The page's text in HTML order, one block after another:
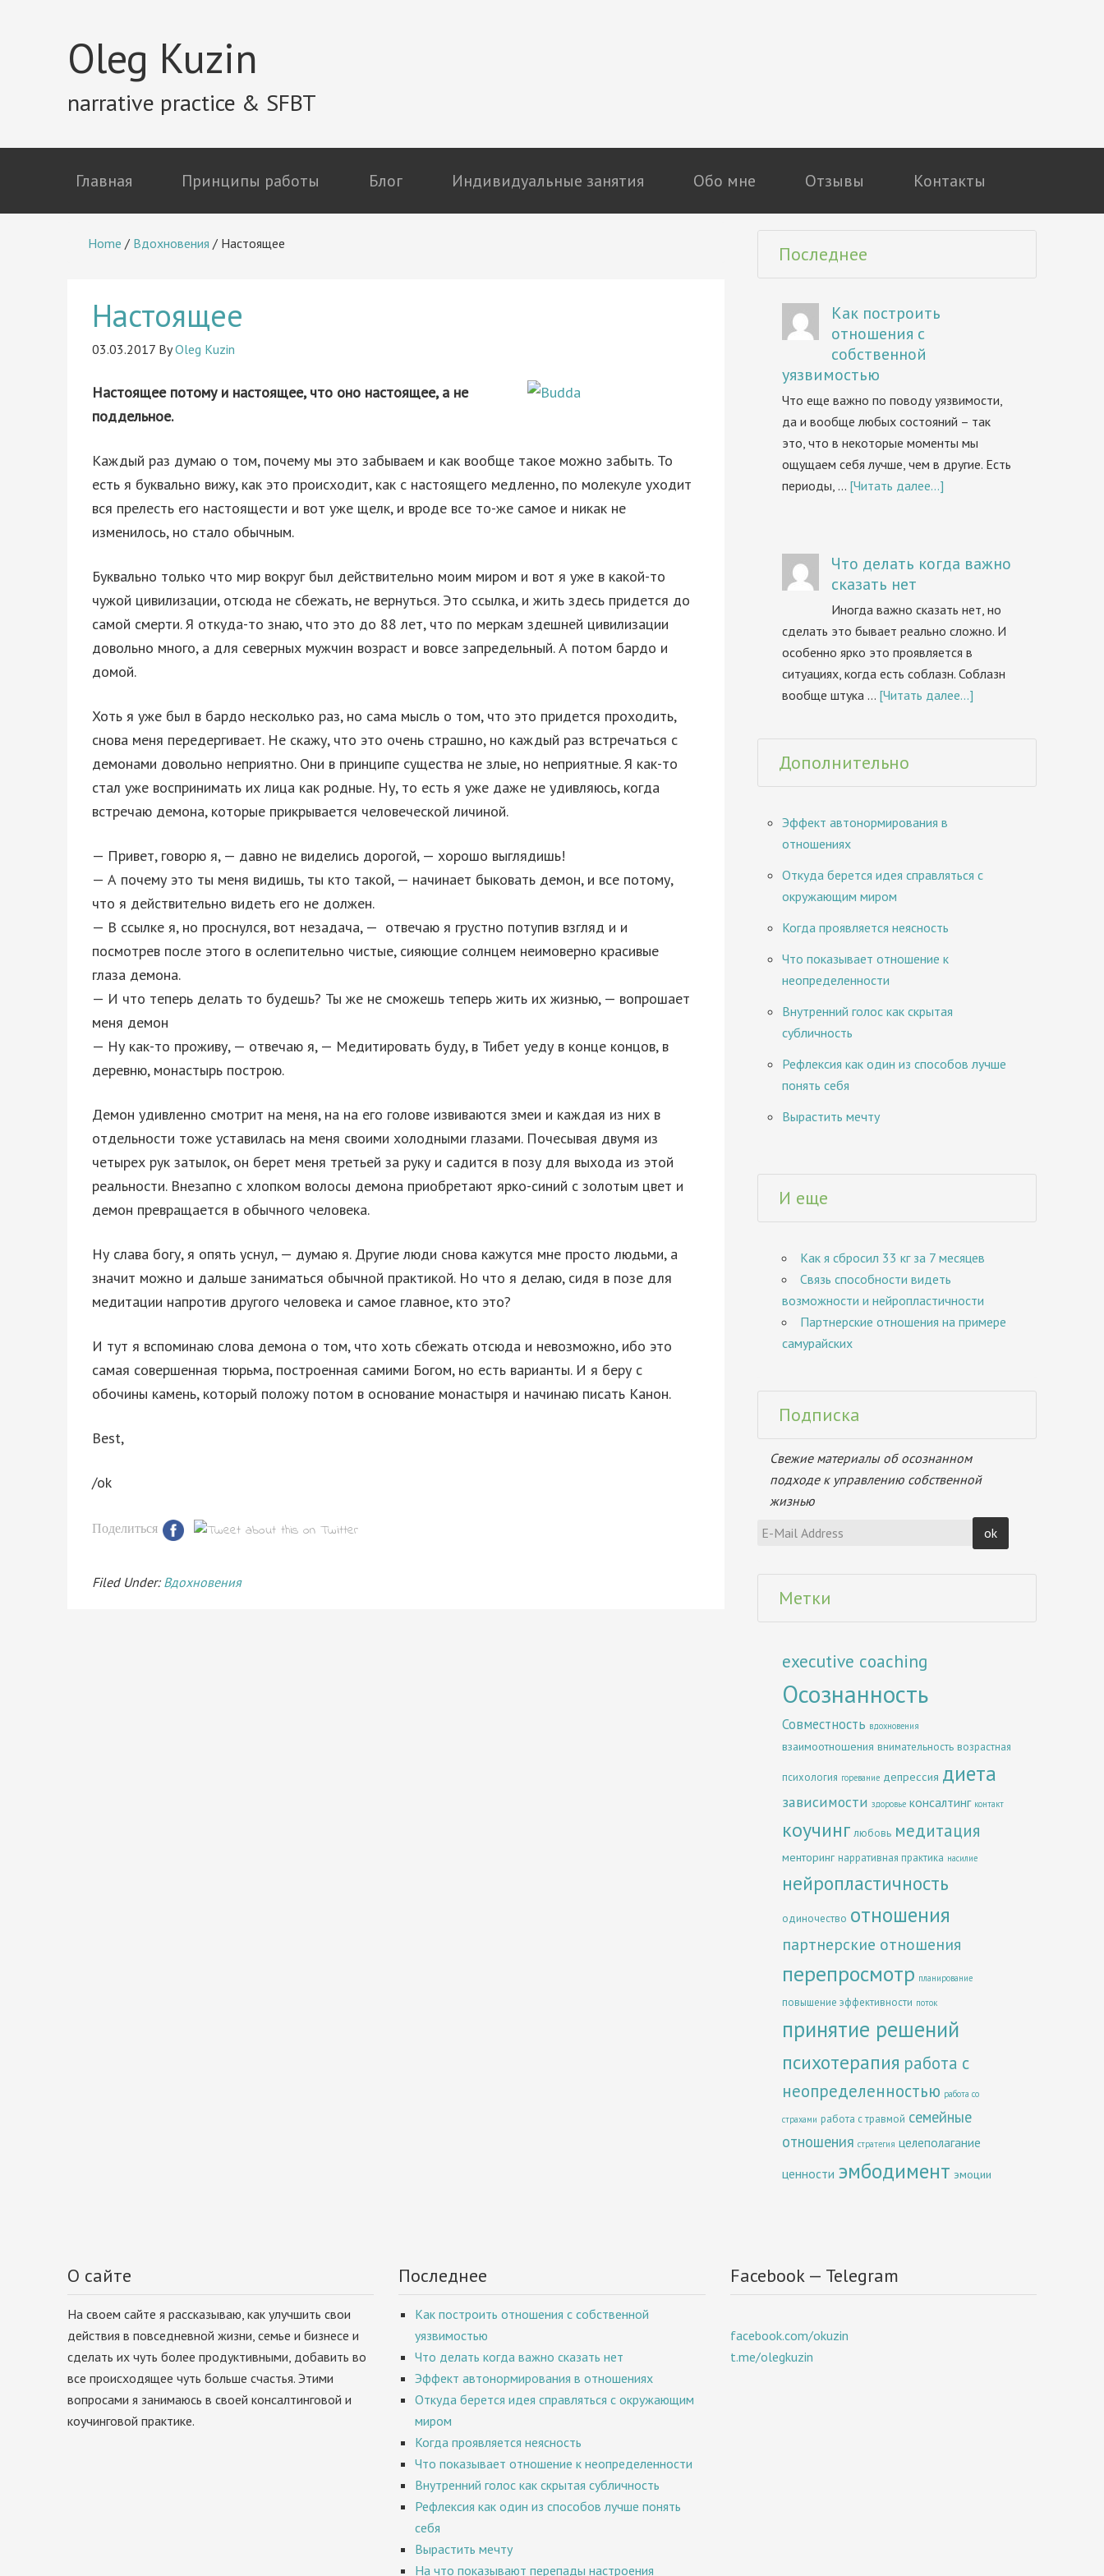
Oleg Kuzin
narrative practice & SFBT
Главная Принципы работы Блог Индивидуальные занятия Обо мне Отзывы Контакты
Home / Вдохновения / Настоящее
Настоящее
03.03.2017 ByOleg Kuzin
Настоящее потому и настоящее, что оно настоящее, а не
поддельное.
Каждый раз думаю о том, почему мы это забываем и как вообще такое можно забыть. То
есть я буквально вижу, как это происходит, как с настоящего медленно, по молекуле уходит
вся прелесть его настоящести и вот уже щелк, и вроде все то-же самое и никак не
изменилось, но стало обычным.
Буквально только что мир вокруг был действительно моим миром и вот я уже в какой-то
чужой цивилизации, отсюда не сбежать, не вернуться. Это ссылка, и жить здесь придется до
самой смерти. Я откуда-то знаю, что это до 88 лет, что по меркам здешней цивилизации
довольно много, а для северных мужчин возраст и вовсе запредельный. А потом бардо и
домой.
Хоть я уже был в бардо несколько раз, но сама мысль о том, что это придется проходить,
снова меня передергивает. Не скажу, что это очень страшно, но каждый раз встречаться с
демонами довольно неприятно. Они в принципе существа не злые, но неприятные. Я как-то
стал уже воспринимать их лица как родные. Ну, то есть я уже даже не удивляюсь, когда
встречаю демона, которые прикрывается человеческой личиной.
— Привет, говорю я, — давно не виделись дорогой, — хорошо выглядишь!
— А почему это ты меня видишь, ты кто такой, — начинает быковать демон, и все потому,
что я действительно видеть его не должен.
— В ссылке я, но проснулся, вот незадача, — отвечаю я грустно потупив взгляд и и
посмотрев после этого в ослепительно чистые, сияющие солнцем неимоверно красивые
глаза демона.
— И что теперь делать то будешь? Ты же не сможешь теперь жить их жизнью, — вопрошает
меня демон
— Ну как-то проживу, — отвечаю я, — Медитировать буду, в Тибет уеду в конце концов, в
деревню, монастырь построю.
Демон удивленно смотрит на меня, на на его голове извиваются змеи и каждая из них в
отдельности тоже уставилась на меня своими холодными глазами. Почесывая двумя из
четырех рук затылок, он берет меня третьей за руку и садится в позу для выхода из этой
реальности. Внезапно с хлопком волосы демона приобретают ярко-синий с золотым цвет и
демон превращается в обычного человека.
Ну слава богу, я опять уснул, — думаю я. Другие люди снова кажутся мне просто людьми, а
значит можно и дальше заниматься обычной практикой. Но что я делаю, сидя в позе для
медитации напротив другого человека и самое главное, кто это?
И тут я вспоминаю слова демона о том, что хоть сбежать отсюда и невозможно, ибо это
самая совершенная тюрьма, построенная самими Богом, но есть варианты. И я беру с
обочины камень, который положу потом в основание монастыря и начинаю писать Канон.
Best,
/ok
Поделиться
Filed Under: Вдохновения
Последнее
Как построить
отношения с
собственной
уязвимостью
Что еще важно по поводу уязвимости,
да и вообще любых состояний – так
это, что в некоторые моменты мы
ощущаем себя лучше, чем в другие. Есть
периоды, … [Читать далее...]
Что делать когда важно
сказать нет
Иногда важно сказать нет, но
сделать это бывает реально сложно. И
особенно ярко это проявляется в
ситуациях, когда есть соблазн. Соблазн
вообще штука … [Читать далее...]
Дополнительно
Эффект автонормирования в
отношениях
Откуда берется идея справляться с
окружающим миром
Когда проявляется неясность
Что показывает отношение к
неопределенности
Внутренний голос как скрытая
субличность
Рефлексия как один из способов лучше
понять себя
Вырастить мечту
И еще
Как я сбросил 33 кг за 7 месяцев
Связь способности видеть
возможности и нейропластичности
Партнерские отношения на примере
самурайских
Подписка
Свежие материалы об осознанном
подходе к управлению собственной
жизнью
Метки
executive coaching
Осознанность
Совместность вдохновения
взаимоотношения внимательность возрастная
психология горевание депрессия диета
зависимости здоровье консалтинг контакт
коучинг любовь медитация
менторинг нарративная практика насилие
нейропластичность
одиночество отношения
партнерские отношения
перепросмотр планирование
повышение эффективности поток
принятие решений
психотерапия работа с
неопределенностью работа со
страхами работа с травмой семейные
отношения стратегия целеполагание
ценности эмбодимент эмоции
О сайте
На своем сайте я рассказываю, как улучшить свои
действия в повседневной жизни, семье и бизнесе и
сделать их чуть более продуктивными, добавить во
все происходящее чуть больше счастья. Этими
вопросами я занимаюсь в своей консалтинговой и
коучинговой практике.
Последнее
Как построить отношения с собственной
уязвимостью
Что делать когда важно сказать нет
Эффект автонормирования в отношениях
Откуда берется идея справляться с окружающим
миром
Когда проявляется неясность
Что показывает отношение к неопределенности
Внутренний голос как скрытая субличность
Рефлексия как один из способов лучше понять
себя
Вырастить мечту
На что показывают перепады настроения
Facebook — Telegram
facebook.com/okuzin
t.me/olegkuzin